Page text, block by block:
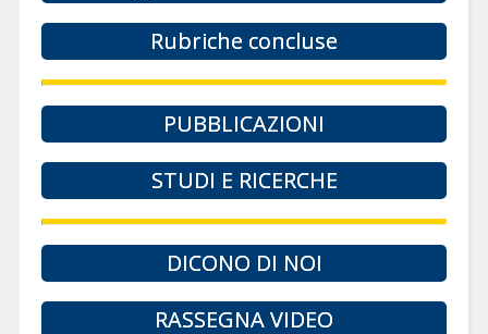
Rubriche concluse
PUBBLICAZIONI
STUDI E RICERCHE
DICONO DI NOI
RASSEGNA VIDEO